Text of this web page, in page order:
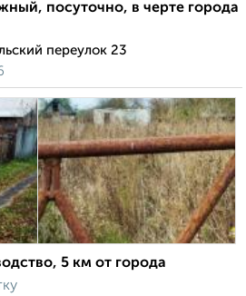
посуточно, в черте города
переулок 23
5 км от города